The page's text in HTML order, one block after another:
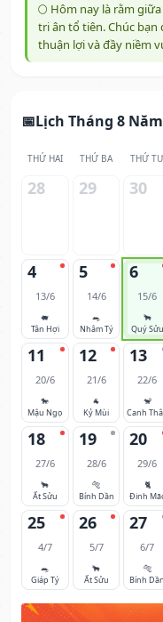
🌕 Hôm nay là rằm
tri ân tổ tiên. Chúc
thuận lợi và đầy niềm
Lịch Tháng 8
THỨ HAI THỨ BA THỨ TƯ
28 29 30
4
13/6
🐖
Tân Hợi
5
14/6
🐀
Nhâm Tý
6
15/6
🐂
Quý Sửu
11
20/6
🐎
Mậu Ngọ
12
21/6
🐐
Kỷ Mùi
13
22/6
🐒
Canh
18
27/6
🐂
Ất Sửu
19
28/6
🐅
Bính Dần
20
29/6
🐈
Đinh
25
4/7
🐀
Giáp Tý
26
5/7
🐂
Ất Sửu
27
6/7
🐅
Bính Dần